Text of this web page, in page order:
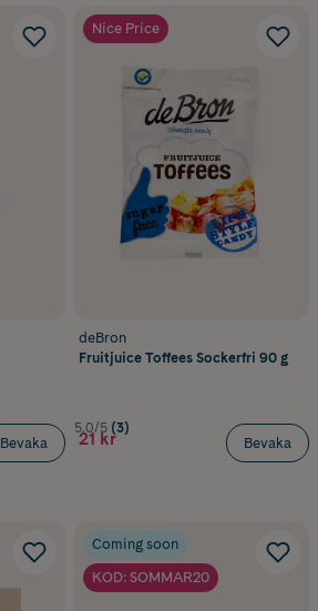
Bevaka
Nice Price
deBron
Fruitjuice Toffees Sockerfri 90 g
5.0/5 (3)
21 kr Bevaka
Coming soon
KOD: SOMMAR20